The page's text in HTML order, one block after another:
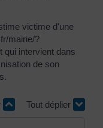
victime d'une
mairie/?
qui intervient dans
de son
Tout déplier